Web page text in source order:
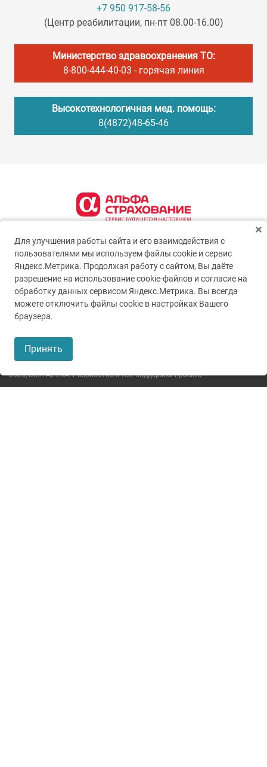
+7 950 917-58-56
(Центр реабилитации, пн-пт 08.00-16.00)
Министерство здравоохранения ТО:
8-800-444-40-03 - горячая линия
Высокотехнологичная мед. помощь:
8(4872)48-65-46
2026,DIGITAL.ERA. Разработка и тех. поддержка проекта
Для улучшения работы сайта и его взаимодействия с
пользователями мы используем файлы cookie и сервис
Яндекс.Метрика. Продолжая работу с сайтом, Вы даёте
разрешение на использование cookie-файлов и согласие на
обработку данных сервисом Яндекс.Метрика. Вы всегда
можете отключить файлы cookie в настройках Вашего
браузера.
Принять